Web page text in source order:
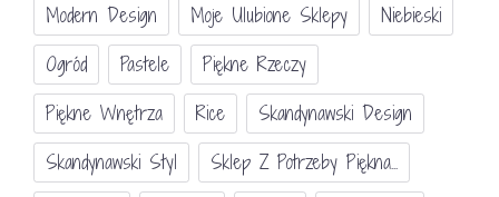
Modern Design
Moje Ulubione Sklepy
Niebieski
Ogród
Pastele
Piękne Rzeczy
Piękne Wnętrza
Rice
Skandynawski Design
Skandynawski Styl
Sklep Z Potrzeby Piękna...